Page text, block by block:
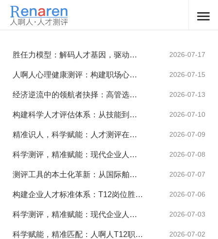
胜任力模型：解码人才基因，驱动组织卓越 2026-07-17
人啊人心理健康测评：构建职场心理健康的科学防线与战略支点 2026-07-15
经济逆流中的领航者抉择：高管选拔的平衡艺术与科学工具 2026-07-13
构建科学人才评估体系：从技能到领导力的全方位洞察 2026-07-10
精准识人，科学赋能：人才测评在现代招聘中的系统性应用 2026-07-09
科学测评，精准赋能：现代企业人才管理的系统性解决方案 2026-07-08
测评工具的本土化革新：从国际舶来到中国智造的演进之路 2026-07-07
构建企业人才标准体系：T12岗位胜任力模型的科学构建与应... 2026-07-06
科学测评，精准赋能：现代企业人才管理中的测评工具应用与整... 2026-07-03
科学赋能，精准匹配：人啊人T12职业素质测评工具重塑企业... 2026-07-02